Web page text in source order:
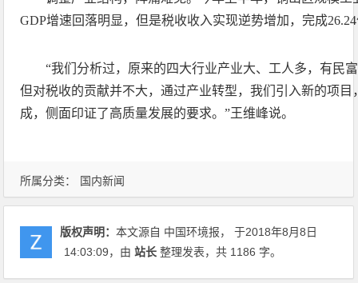
所属分类： 国内新闻
GDP增速回落明显，但是税收收入实现逆势增加，完成
“我们分析过，原来的四大行业产业大、工人多，有民
但对税收的贡献并不大，通过产业转型，我们引入新的项
成，侧面印证了高质量发展的要求。”王维峰说。
版权声明：本文源自 中国环境报， 于2018年8月8日
14:03:09，由站长 整理发表，共 1186 字。